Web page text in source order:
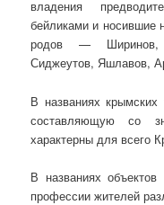
владения
бейликами и носившие
родов — Ширинов,
Сиджеутов, Яшлавов,
В названиях крымских
составляющую со
характерны для всего
В названиях
профессии жителей